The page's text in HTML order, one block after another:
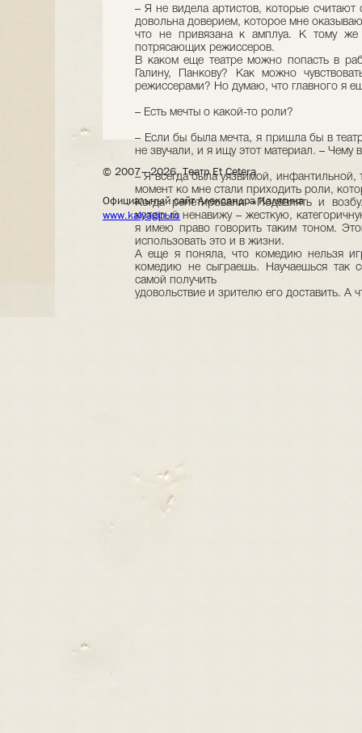
– Я не видела артистов, которые считают
довольна доверием, которое мне
что не привязана к амплуа. К тому же
потрясающих режиссеров.
В каком еще театре можно попасть в
Галину, Панкову? Как можно
режиссерами? Но думаю, что главного я
– Есть мечты о какой-то роли?
– Если бы была мечта, я пришла бы в
не звучали, и я ищу этот материал. – Чему
– Я всегда была уязвимой,
момент ко мне стали приходить роли,
Когда репетировали «Подавлять и
который ненавижу – жесткую,
я имею право говорить таким тоном.
использовать это и в жизни.
А еще я поняла, что комедию нельзя
комедию не сыграешь. Научаешься так
самой получить
удовольствие и зрителю его доставить. А
© 2007– 2026, Театр Et Cetera
Официальный сайт Александра Калягина
www.kalyagin.ru